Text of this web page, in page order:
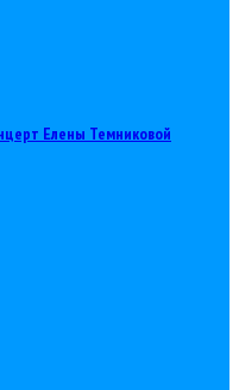
Елены Темниковой